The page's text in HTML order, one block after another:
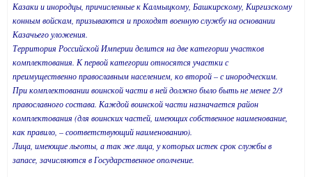
Казаки и инородцы, причисленные к Калмыцкому, Башкирскому, Киргизскому
конным войскам, призываются и проходят военную службу на основании
Казачьего уложения.
Территория Российской Империи делится на две категории участков
комплектования. К первой категории относятся участки с
преимущественно православным населением, ко второй – с инородческим.
При комплектовании воинской части в ней должно было быть не менее 2/3
православного состава. Каждой воинской части назначается район
комплектования (для воинских частей, имеющих собственное наименование,
как правило, – соответствующий наименованию).
Лица, имеющие льготы, а так же лица, у которых истек срок службы в
запасе, зачисляются в Государственное ополчение.